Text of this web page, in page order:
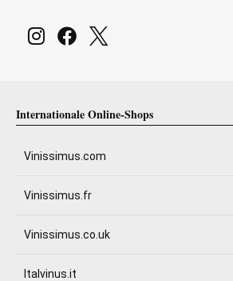
Internationale Online-Shops
Vinissimus.com
Vinissimus.fr
Vinissimus.co.uk
Italvinus.it